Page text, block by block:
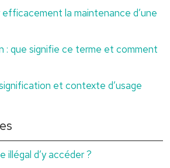
la maintenance d’une
: que signifie ce terme et comment
et contexte d’usage
illégal d’y accéder ?